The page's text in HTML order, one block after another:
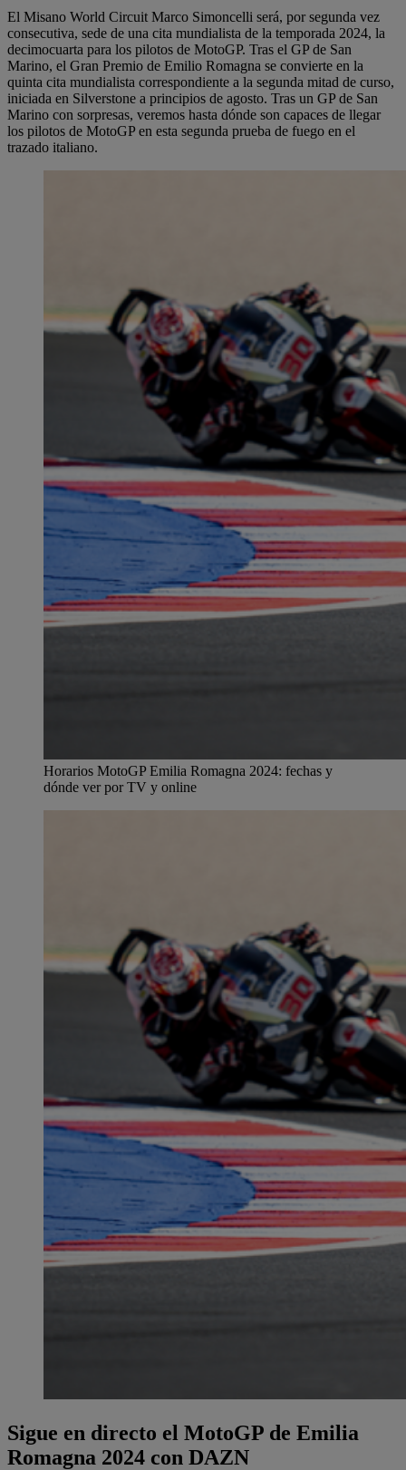
El Misano World Circuit Marco Simoncelli será, por segunda vez
consecutiva, sede de una cita mundialista de la temporada 2024, la
decimocuarta para los pilotos de MotoGP. Tras el GP de San
Marino, el Gran Premio de Emilio Romagna se convierte en la
quinta cita mundialista correspondiente a la segunda mitad de curso,
iniciada en Silverstone a principios de agosto. Tras un GP de San
Marino con sorpresas, veremos hasta dónde son capaces de llegar
los pilotos de MotoGP en esta segunda prueba de fuego en el
trazado italiano.
Horarios MotoGP Emilia Romagna 2024: fechas y
dónde ver por TV y online
Sigue en directo el MotoGP de Emilia
Romagna 2024 con DAZN